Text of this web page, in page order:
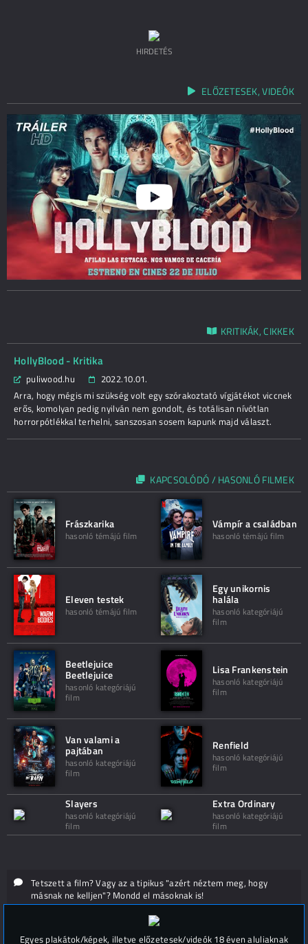
HIRDETÉS
ELŐZETESEK, VIDEÓK
KRITIKÁK, CIKKEK
HollyBlood - Kritika
puliwood.hu
2022.10.01.
Arra, hogy mégis mi szükség volt egy szórakoztató vígjátékot viccnek
erős, komolyan pedig nyilván nem gondolt, és totálisan nívótlan
horrorpótlékkal terhelni, sanszosan sosem kapunk majd választ.
KAPCSOLÓDÓ / HASONLÓ FILMEK
Frászkarika
hasonló témájú film
Vámpír a családban
hasonló témájú film
Eleven testek
hasonló témájú film
Egy unikornis
halála
hasonló kategóriájú
film
Beetlejuice
Beetlejuice
hasonló kategóriájú
film
Lisa Frankenstein
hasonló kategóriájú
film
Van valami a
pajtában
hasonló kategóriájú
film
Renfield
hasonló kategóriájú
film
Slayers
hasonló kategóriájú
film
Extra Ordinary
hasonló kategóriájú
film
Tetszett a film? Vagy az a tipikus "azért néztem meg, hogy
másnak ne kelljen"? Mondd el másoknak is!
Hozzászólások (
Egyes plakátok/képek, illetve előzetesek/videók 18 éven aluliaknak